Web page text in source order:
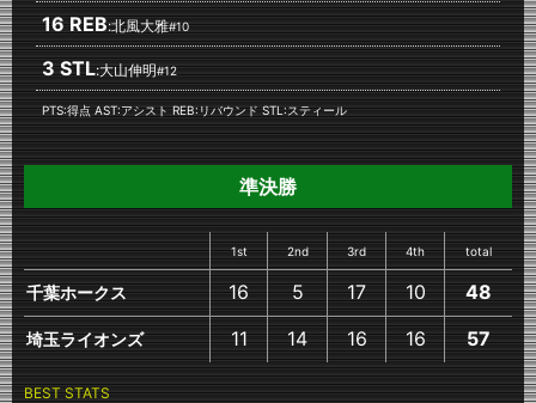
16 REB:北風大雅#10
3 STL:大山伸明#12
PTS:得点 AST:アシスト REB:リバウンド STL:スティール
準決勝
1st 2nd 3rd 4th total
千葉ホークス 16 5 17 10 48
埼玉ライオンズ 11 14 16 16 57
BEST STATS